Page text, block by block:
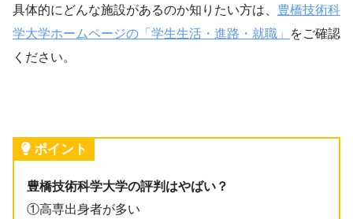
具体的にどんな施設があるのか知りたい方は、 豊橋技術科
学大学ホームページの「学生生活・進路・就職」
をご確認
ください。
ポイント
豊橋技術科学大学の評判はやばい？
①高専出身者が多い